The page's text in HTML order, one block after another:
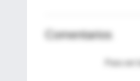
Comentarios
Para